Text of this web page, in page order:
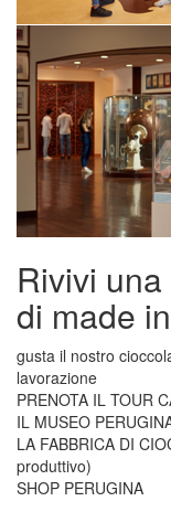
Rivivi
di made
gusta il nostro
lavorazione
PRENOTA IL TOUR
IL MUSEO
LA FABBRICA DI
produttivo)
SHOP PERUGINA